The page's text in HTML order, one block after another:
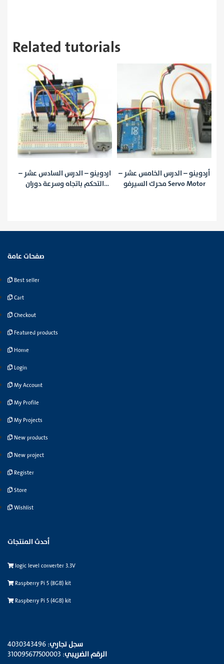
Related tutorials
اردوينو – الدرس
التحكم باتجاه
أردوينو – الدرس الخامس عشر –
محرك السيرفو Servo Motor
الرابع عشر –
صفحات عامة
Best seller
Cart
Checkout
Featured products
Home
Login
My Account
My Profile
My Projects
New products
New project
Register
Store
Wishlist
أحدث المنتجات
logic level converter 3.3V
Raspberry Pi 5 (8GB) kit
Raspberry Pi 5 (4GB) kit
سجل تجاري: 4030343496
الرقم الضريبي: 310095677500003